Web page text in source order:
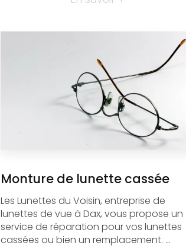
Monture de lunette cassée
Les Lunettes du Voisin, entreprise de
lunettes de vue à Dax, vous propose un
service de réparation pour vos lunettes
cassées ou bien un remplacement. ...